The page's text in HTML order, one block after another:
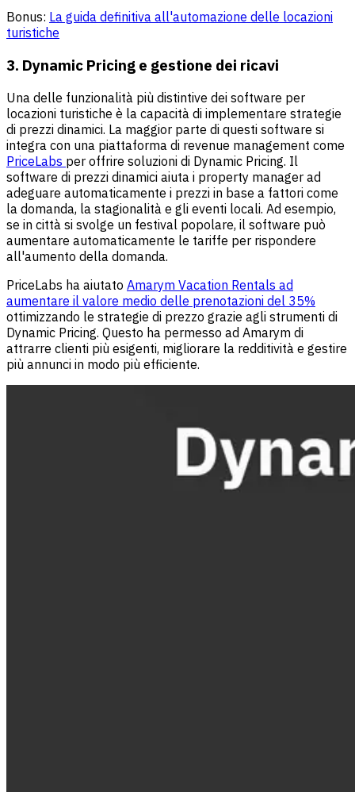
Bonus: La guida definitiva all'automazione delle locazioni
turistiche
3. Dynamic Pricing e gestione dei ricavi
Una delle funzionalità più distintive dei software per
locazioni turistiche è la capacità di implementare strategie
di prezzi dinamici. La maggior parte di questi software si
integra con una piattaforma di revenue management come
PriceLabs per offrire soluzioni di Dynamic Pricing. Il
software di prezzi dinamici aiuta i property manager ad
adeguare automaticamente i prezzi in base a fattori come
la domanda, la stagionalità e gli eventi locali. Ad esempio,
se in città si svolge un festival popolare, il software può
aumentare automaticamente le tariffe per rispondere
all'aumento della domanda.
PriceLabs ha aiutato Amarym Vacation Rentals ad
aumentare il valore medio delle prenotazioni del 35%
ottimizzando le strategie di prezzo grazie agli strumenti di
Dynamic Pricing. Questo ha permesso ad Amarym di
attrarre clienti più esigenti, migliorare la redditività e gestire
più annunci in modo più efficiente.